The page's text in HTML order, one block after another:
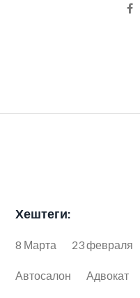
Хештеги:
8 Марта 23 февраля
Автосалон Адвокат